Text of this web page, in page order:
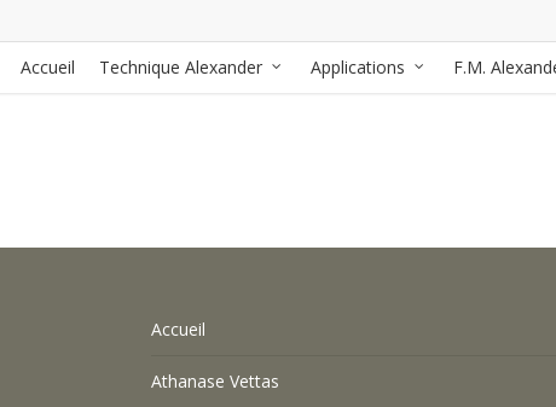
Accueil Technique Alexander Applications F.M.
Accueil
Athanase Vettas